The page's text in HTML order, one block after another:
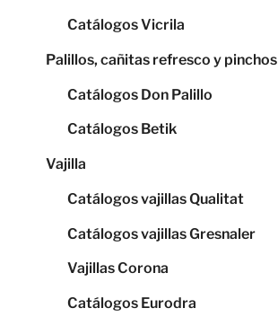
Catálogos Vicrila
Palillos, cañitas refresco y pinchos
Catálogos Don Palillo
Catálogos Betik
Vajilla
Catálogos vajillas Qualitat
Catálogos vajillas Gresnaler
Vajillas Corona
Catálogos Eurodra